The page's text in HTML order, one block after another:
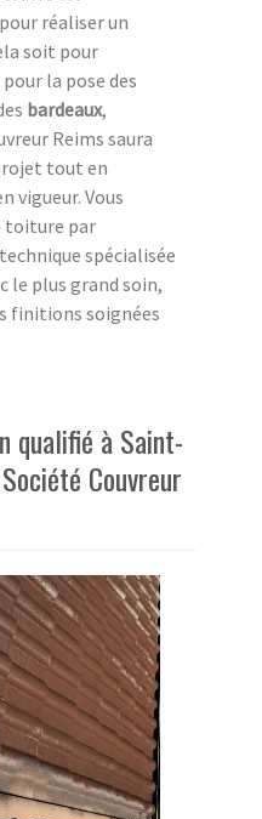
réaliser un
soit pour
pour la pose des
bardeaux,
Reims saura
tout en
vigueur. Vous
toiture par
spécialisée
le plus grand soin,
finitions soignées
qualifié à Saint-
Couvreur